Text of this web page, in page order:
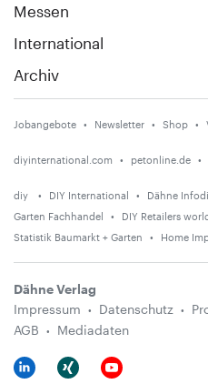
Messen
International
Archiv
Jobangebote Newsletter Shop
diyinternational.com petonline.de
diy DIY International Dähne
Garten Fachhandel
DIY Retailers
Statistik Baumarkt + Garten
Home
Dähne Verlag
Impressum
Datenschutz
AGB
Mediadaten